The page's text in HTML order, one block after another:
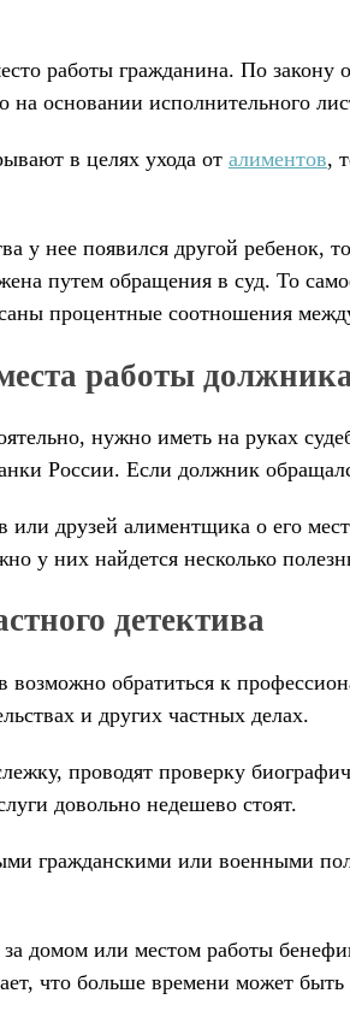
работы гражданина. По
на основании исполнительного
в целях ухода от алиментов,
у нее появился другой ребенок,
путем обращения в суд. То
процентные соотношения
работы должника
нужно иметь на руках
России. Если должник
друзей алиментщика о его
у них найдется несколько
детектива
обратиться к
и других частных делах.
проводят проверку
довольно недешево стоят.
гражданскими или военными
домом или местом работы
что больше времени может